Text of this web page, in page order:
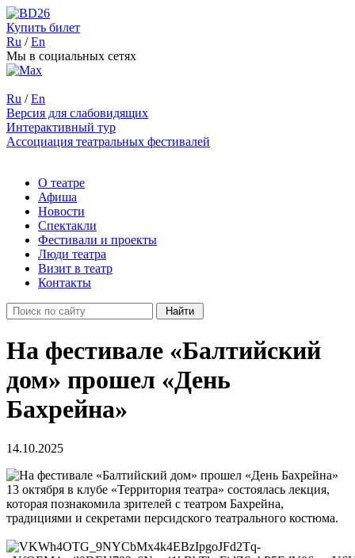
Купить билет
Ru /En
Мы в социальных сетях
Ru / En
Версия для слабовидящих
Интерактивный тур
Ассоциация театральных фестивалей
О театре
Афиша
Новости
Спектакли
Фестивали и проекты
Люди театра
Визит в театр
Контакты
На фестивале «Балтийский
дом» прошел «День
Бахрейна»
14.10.2025
13 октября в клубе «Территория театра» состоялась лекция,
которая познакомила зрителей с театром Бахрейна,
традициями и секретами персидского театрального костюма.